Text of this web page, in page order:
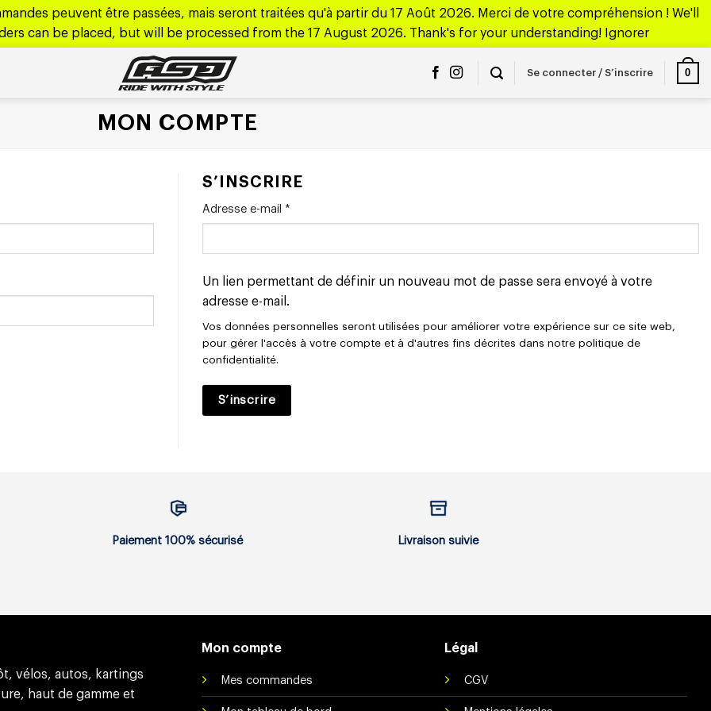
peuvent être passées, mais seront traitées qu'à partir du 17 Août 2026. Merci de votre compréhension ! We'll
can be placed, but will be processed from the 17 August 2026. Thank's for your understanding! Ignorer
Se connecter / S’inscrire 0
MON COMPTE
S’INSCRIRE
Adresse e-mail *
Un lien permettant de définir un nouveau mot de passe sera envoyé à votre
adresse e-mail.
Vos données personnelles seront utilisées pour améliorer votre expérience sur ce site web,
pour gérer l'accès à votre compte et à d'autres fins décrites dans notre politique de
confidentialité.
S’inscrire
Paiement 100% sécurisé Livraison suivie
vélos, autos, kartings
haut de gamme et
Mon compte
Mes commandes
Légal
CGV